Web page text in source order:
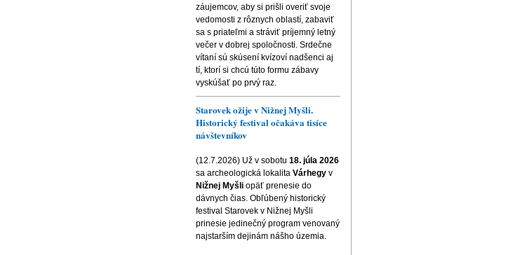
záujemcov, aby si prišli overiť svoje
vedomosti z rôznych oblastí, zabaviť
sa s priateľmi a stráviť príjemný letný
večer v dobrej spoločnosti. Srdečne
vítaní sú skúsení kvízoví nadšenci aj
tí, ktorí si chcú túto formu zábavy
vyskúšať po prvý raz.
Starovek ožije v Nižnej Myšli.
Historický festival očakáva tisíce
návštevníkov
(12.7.2026) Už v sobotu 18. júla 2026
sa archeologická lokalita Várhegy v
Nižnej Myšli opäť prenesie do
dávnych čias. Obľúbený historický
festival Starovek v Nižnej Myšli
prinesie jedinečný program venovaný
najstarším dejinám nášho územia.